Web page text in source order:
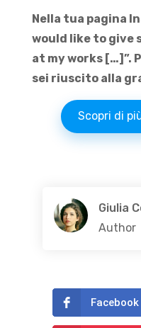
Nella tua pagina
would like to give
at my works […]”.
sei riuscito alla
Scopri di
Giulia
Author
Facebook